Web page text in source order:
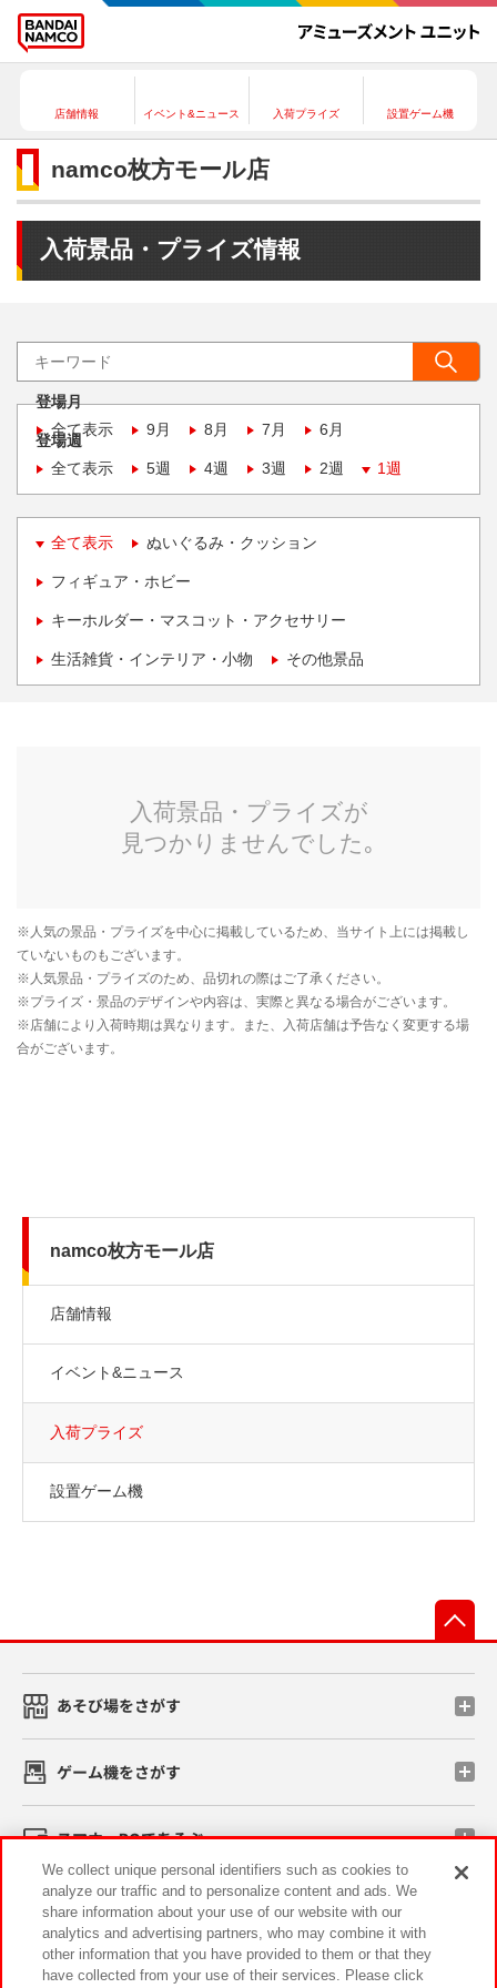
店舗情報 イベント&ニュース 入荷プライズ 設置ゲーム機
namco枚方モール店
入荷景品・プライズ情報
登場月
全て表示
9月 8月 7月 6月
登場週
全て表示
5週 4週 3週 2週 1週
全て表示 ぬいぐるみ・クッション
フィギュア・ホビー
キーホルダー・マスコット・アクセサリー
生活雑貨・インテリア・小物 その他景品
namco枚方モール店
店舗情報
イベント&ニュース
入荷プライズ
設置ゲーム機
あそび場をさがす
ゲーム機をさがす
スマホ・PCであそぶ
イベント・キャンペーン
We collect unique personal identifiers such as cookies to
analyze our traffic and to personalize content and ads. We
share information about your use of our website with our
analytics and advertising partners, who may combine it with
other information that you have provided to them or that they
have collected from your use of their services. Please click